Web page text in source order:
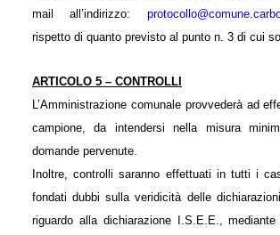
mail all’indirizzo:
rispetto di quanto previsto al punto n. 3 di cui
ARTICOLO 5 – CONTROLLI
L’Amministrazione comunale provvederà ad
campione, da intendersi nella misura
domande pervenute.
Inoltre, controlli saranno effettuati in tutti i
fondati dubbi sulla veridicità delle
riguardo alla dichiarazione I.S.E.E.,